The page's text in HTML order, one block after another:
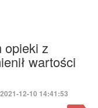
opieki z
wartości
12-10 14:41:53